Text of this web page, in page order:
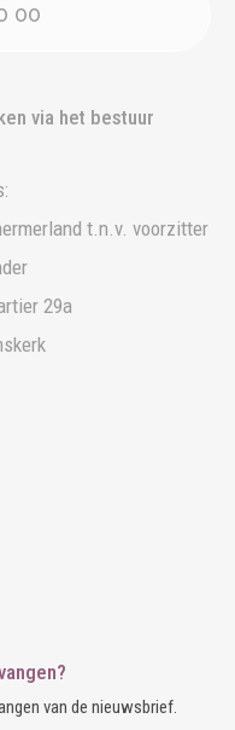
00
via het bestuur
t.n.v. voorzitter
29a
van de nieuwsbrief.